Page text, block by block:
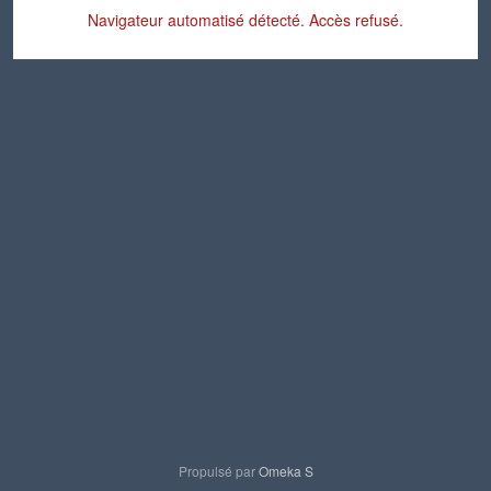
Navigateur automatisé détecté. Accès refusé.
Propulsé parOmeka S